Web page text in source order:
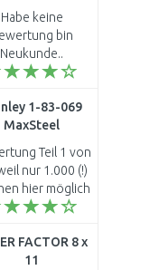
4,4
230 V 1500-
17104
Habe keine
bin
Neukunde..
1-83-069
MaxSteel
Multiachsen
Teil 1 von
nur 1.000 (!)
hier möglich
- Was für ein
erhalten und
gründlich ge..
FACTOR 8 x
11